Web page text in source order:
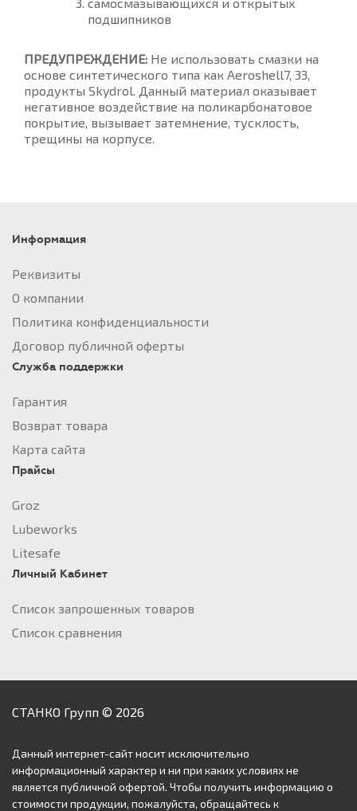
подшипников
ПРЕДУПРЕЖДЕНИЕ: Не использовать смазки на
основе синтетического типа как Aeroshell7, 33,
продукты Skydrol. Данный материал оказывает
негативное воздействие на поликарбонатовое
покрытие, вызывает затемнение, тусклость,
трещины на корпусе.
Информация
Реквизиты
О компании
Политика конфиденциальности
Договор публичной оферты
Служба поддержки
Гарантия
Возврат товара
Карта сайта
Прайсы
Groz
Lubeworks
Litesafe
Личный Кабинет
Список запрошенных товаров
Список сравнения
СТАНКО Групп © 2026
Данный интернет-сайт носит исключительно
информационный характер и ни при каких условиях не
является публичной офертой. Чтобы получить информацию о
стоимости продукции, пожалуйста, обращайтесь к